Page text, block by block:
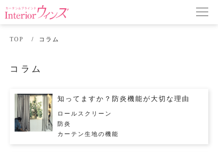
TOP コラム
コラム
知ってますか？防炎機能が大切な理由
ロールスクリーン
防炎
カーテン生地の機能